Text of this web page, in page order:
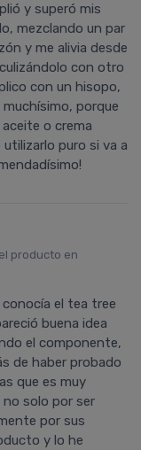
y superó mis
mezclando un par
y me alivia desde
con otro
con un hisopo,
porque
o crema
puro si va a
el producto en
el tea tree
buena idea
el componente,
de haber probado
que es muy
solo por ser
por sus
y lo he